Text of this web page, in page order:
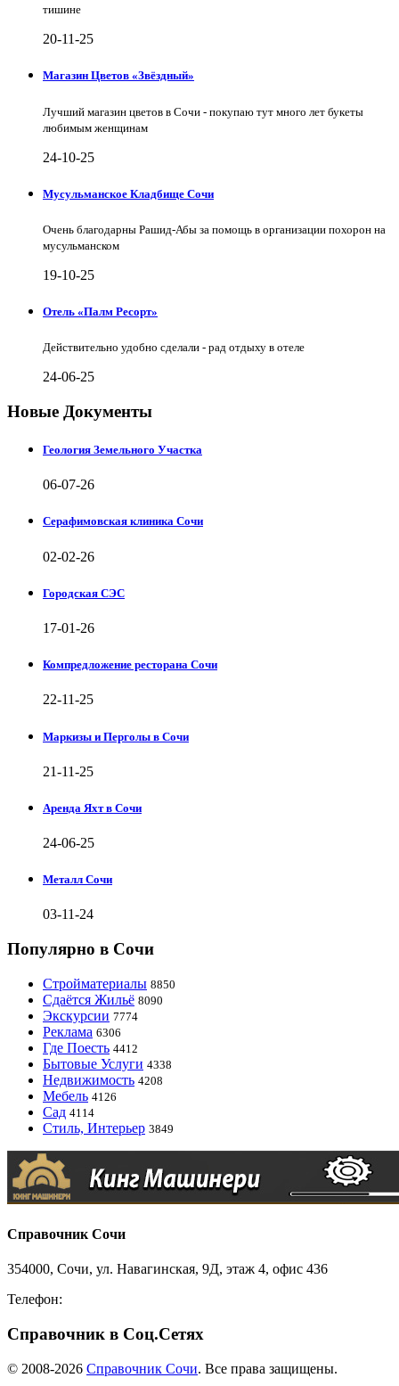
тишине
20-11-25
Магазин Цветов «Звёздный»
Лучший магазин цветов в Сочи - покупаю тут много лет букеты
любимым женщинам
24-10-25
Мусульманское Кладбище Сочи
Очень благодарны Рашид-Абы за помощь в организации похорон на
мусульманском
19-10-25
Отель «Палм Ресорт»
Действительно удобно сделали - рад отдыху в отеле
24-06-25
Новые Документы
Геология Земельного Участка
06-07-26
Серафимовская клиника Сочи
02-02-26
Городская СЭС
17-01-26
Компредложение ресторана Сочи
22-11-25
Маркизы и Перголы в Сочи
21-11-25
Аренда Яхт в Сочи
24-06-25
Металл Сочи
03-11-24
Популярно в Сочи
Стройматериалы 8850
Сдаётся Жильё 8090
Экскурсии 7774
Реклама 6306
Где Поесть 4412
Бытовые Услуги 4338
Недвижимость 4208
Мебель 4126
Сад 4114
Стиль, Интерьер 3849
Справочник Сочи
354000, Сочи, ул. Навагинская, 9Д, этаж 4, офис 436
Телефон:
Справочник в Соц.Сетях
© 2008-2026 Справочник Сочи. Все права защищены.